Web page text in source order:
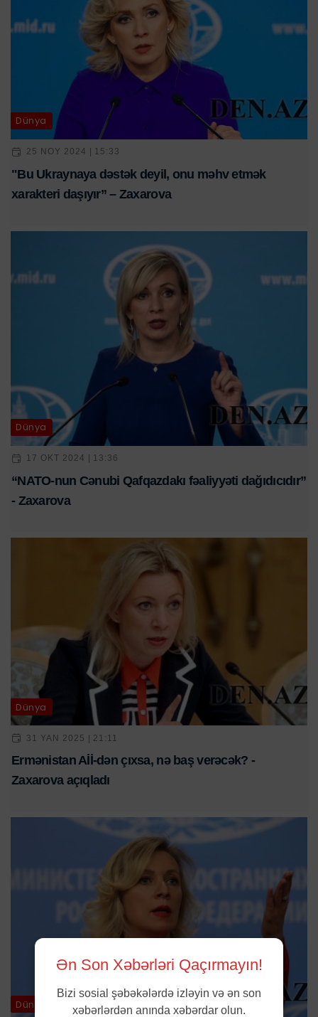
Dünya
25 NOY 2024 | 15:33
"Bu Ukraynaya dəstək deyil, onu məhv etmək
xarakteri daşıyır” – Zaxarova
Dünya
17 OKT 2024 | 13:36
“NATO-nun Cənubi Qafqazdakı fəaliyyəti dağıdıcıdır”
- Zaxarova
Dünya
31 YAN 2025 | 21:11
Ermənistan Aİİ-dən çıxsa, nə baş verəcək? -
Zaxarova açıqladı
Dünya
Ən Son Xəbərləri Qaçırmayın!
Bizi sosial şəbəkələrdə izləyin və ən son
xəbərlərdən anında xəbərdar olun.